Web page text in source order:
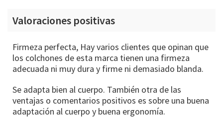
Valoraciones positivas
Firmeza perfecta, Hay varios clientes que opinan que
los colchones de esta marca tienen una firmeza
adecuada ni muy dura y firme ni demasiado blanda.
Se adapta bien al cuerpo. También otra de las
ventajas o comentarios positivos es sobre una buena
adaptación al cuerpo y buena ergonomía.